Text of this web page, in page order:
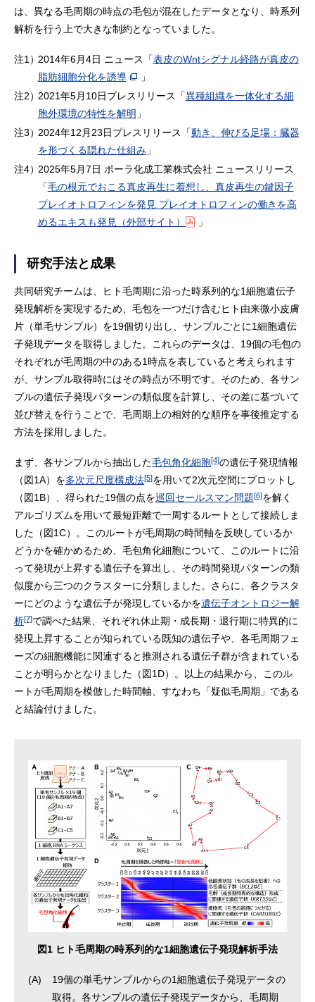
は、異なる毛周期の時点の毛包が混在したデータとなり、時系列
解析を行う上で大きな制約となっていました。
注1）2014年6月4日 ニュース「表皮のWntシグナル経路が真皮の
脂肪細胞分化を誘導
」
注2）2021年5月10日プレスリリース「異種組織を一体化する細
胞外環境の特性を解明 」
注3）2024年12月23日プレスリリース「動き、伸びる足場：臓器
を形づくる隠れた仕組み」
注4）2025年5月7日 ポーラ化成工業株式会社 ニュースリリース
「毛の根元でおこる真皮再生に着想し、真皮再生の鍵因子
プレイオトロフィンを発見 プレイオトロフィンの働きを高
めるエキスも発見（外部サイト）
」
研究手法と成果
共同研究チームは、ヒト毛周期に沿った時系列的な1細胞遺伝子
発現解析を実現するため、毛包を一つだけ含むヒト由来微小皮膚
片（単毛サンプル）を19個切り出し、サンプルごとに1細胞遺伝
子発現データを取得しました。これらのデータは、19個の毛包の
それぞれが毛周期の中のある1時点を表していると考えられます
が、サンプル取得時にはその時点が不明です。そのため、各サン
プルの遺伝子発現パターンの類似度を計算し、その差に基づいて
並び替えを行うことで、毛周期上の相対的な順序を事後推定する
方法を採用しました。
まず、各サンプルから抽出した毛包角化細胞[4]の遺伝子発現情報
（図1A）を多次元尺度構成法[5]を用いて2次元空間にプロットし
（図1B）、得られた19個の点を巡回セールスマン問題[6]を解く
アルゴリズムを用いて最短距離で一周するルートとして接続しま
した（図1C）。このルートが毛周期の時間軸を反映しているか
どうかを確かめるため、毛包角化細胞について、このルートに沿
って発現が上昇する遺伝子を算出し、その時間発現パターンの類
似度から三つのクラスターに分類しました。さらに、各クラスタ
ーにどのような遺伝子が発現しているかを遺伝子オントロジー解
析[7]で調べた結果、それぞれ休止期・成長期・退行期に特異的に
発現上昇することが知られている既知の遺伝子や、各毛周期フェ
ーズの細胞機能に関連すると推測される遺伝子群が含まれている
ことが明らかとなりました（図1D）。以上の結果から、このル
ートが毛周期を模倣した時間軸、すなわち「疑似毛周期」である
と結論付けました。
図1 ヒト毛周期の時系列的な1細胞遺伝子発現解析手法
(A)
19個の単毛サンプルからの1細胞遺伝子発現データの
取得。各サンプルの遺伝子発現データから、毛周期